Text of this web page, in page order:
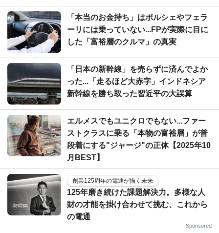
「本当のお金持ち」はポルシェやフェラ
ーリには乗っていない...FPが実際に目に
した「富裕層のクルマ」の真実
「日本の新幹線」を売らずに済んでよか
った...「走るほど大赤字」インドネシア
新幹線を勝ち取った習近平の大誤算
エルメスでもユニクロでもない...ファー
ストクラスに乗る「本物の富裕層」が普
段着にする"ジャージ"の正体【2025年10
月BEST】
創業125周年の電通が描く未来
125年磨き続けた課題解決力。多様な人
財の才能を掛け合わせて挑む、これから
の電通
Sponsored